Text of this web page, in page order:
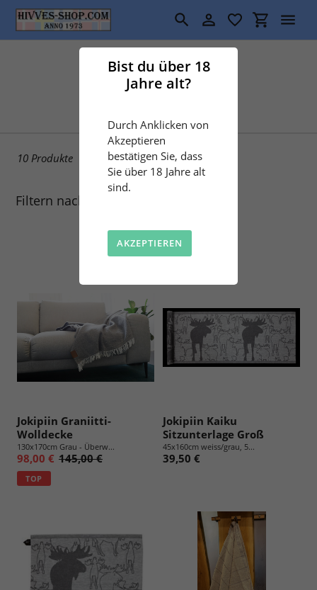
Bist du über 18
Jahre alt?
Durch Anklicken von
Akzeptieren
bestätigen Sie, dass
Sie über 18 Jahre alt
sind.
AKZEPTIEREN
Direkt
zum
Inhalt
SuchenEinloggen
S
a
m
m
l
u
n
g
:
Sauna
10 Produkte
Filtern nach
Jokipiin Graniitti-
Wolldecke
130x170cm Grau - Überw...
98,00 € 145,00 €
TOP
Jokipiin Kaiku
Sitzunterlage Groß
45x160cm weiss/grau, 5...
39,50 €